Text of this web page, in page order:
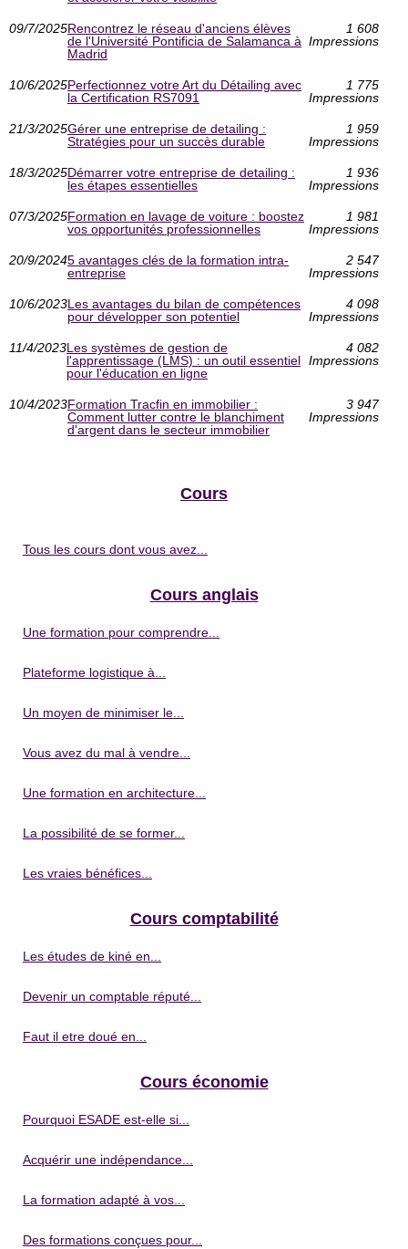
09/7/2025Rencontrez le réseau d'anciens élèves
de l'Université Pontificia de Salamanca à
Madrid
1 608
Impressions
10/6/2025Perfectionnez votre Art du Détailing avec
la Certification RS7091
1 775
Impressions
21/3/2025Gérer une entreprise de detailing :
Stratégies pour un succès durable
1 959
Impressions
18/3/2025Démarrer votre entreprise de detailing :
les étapes essentielles
1 936
Impressions
07/3/2025Formation en lavage de voiture : boostez
vos opportunités professionnelles
1 981
Impressions
20/9/20245 avantages clés de la formation intra-
entreprise
2 547
Impressions
10/6/2023Les avantages du bilan de compétences
pour développer son potentiel
4 098
Impressions
11/4/2023Les systèmes de gestion de
l'apprentissage (LMS) : un outil essentiel
pour l'éducation en ligne
4 082
Impressions
10/4/2023Formation Tracfin en immobilier :
Comment lutter contre le blanchiment
d'argent dans le secteur immobilier
3 947
Impressions
Cours
Tous les cours dont vous avez...
Cours anglais
Une formation pour comprendre...
Plateforme logistique à...
Un moyen de minimiser le...
Vous avez du mal à vendre...
Une formation en architecture...
La possibilité de se former...
Les vraies bénéfices...
Cours comptabilité
Les études de kiné en...
Devenir un comptable réputé...
Faut il etre doué en...
Cours économie
Pourquoi ESADE est-elle si...
Acquérir une indépendance...
La formation adapté à vos...
Des formations conçues pour...